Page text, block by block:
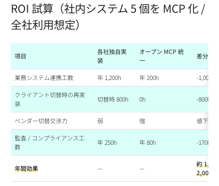
ROI 試算（社内システム 5 個を MCP 化 /
全社利用想定）
項目
各社独自実
装
オープン MCP 統
一
差分
業務システム連携工数 年 1,200h 年 200h -1,000h
クライアント切替時の再実
装
切替時 800h 0h -800h
ベンダー切替交渉力 弱 強 値下げ
監査 / コンプライアンス工
数
年 250h 年 80h -170h
年間効果 — —
約
2,000h